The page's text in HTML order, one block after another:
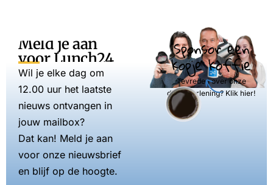
Meld je aan
voor Lunch24
Wil je elke dag om
12.00 uur het laatste
nieuws ontvangen in
jouw mailbox?
Dat kan! Meld je aan
voor onze nieuwsbrief
en blijf op de hoogte.
Sponsor een
kopje koffie
Tevreden over onze
dienstverlening? Klik hier!